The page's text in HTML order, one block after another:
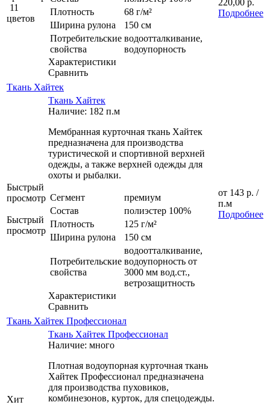
11
цветов
Плотность
68 г/м²
Ширина рулона
150 см
Потребительские
свойства
водоотталкивание,
водоупорность
Характеристики
Сравнить
Подробнее
Ткань Хайтек
Быстрый
просмотр
Быстрый
просмотр
Ткань Хайтек
Наличие: 182 п.м
Мембранная курточная ткань Хайтек
предназначена для производства
туристической и спортивной верхней
одежды, а также верхней одежды для
охоты и рыбалки.
Сегмент
премиум
Состав
полиэстер 100%
Плотность
125 г/м²
Ширина рулона
150 см
Потребительские
свойства
водоотталкивание,
водоупорность от
3000 мм вод.ст.,
ветрозащитность
Характеристики
Сравнить
от 143 р. /
п.м
Подробнее
Ткань Хайтек Профессионал
Хит
Ткань Хайтек Профессионал
Наличие: много
Плотная водоупорная курточная ткань
Хайтек Профессионал предназначена
для производства пуховиков,
комбинезонов, курток, для спецодежды.